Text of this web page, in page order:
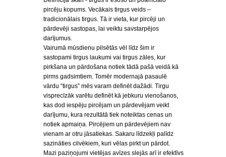
pircēju kopums. Vecākais tirgus veids –
tradicionālais tirgus. Tā ir vieta, kur pircēji un
pārdevēji sastopas, lai veiktu savstarpējos
darījumus.
Vairumā mūsdienu pilsētās vēl līdz šim ir
sastopami tirgus laukumi vai tirgus zāles, kur
pirkšana un pārdošana notiek tādā pašā veidā kā
pirms gadsimtiem. Tomēr modernajā pasaulē
vārdu “tirgus” mēs varam definēt dažādi. Tirgu
visprecīzāk varētu definēt kā jebkuru vienošanos,
kas dod iespēju pircējam un pārdevējam veikt
darījumu, kura rezultātā tiek noteiktas cenas un
notiek apmaiņa. Pircējiem un pārdevējiem nav
vienam ar otru jāsatiekas. Sakaru līdzekļi palīdz
sazināties cilvēkiem, kuri vēlas pirkt un pārdot.
Mazi paziņojumi vietējas avīzes slejās arī ir efektīvs